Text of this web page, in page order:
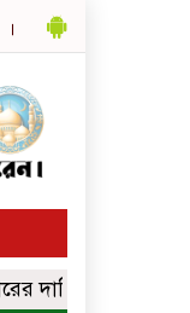
সংবাদ সম্মেলন